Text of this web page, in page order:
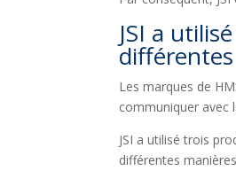
JSI a
Les marques de
communiquer avec
JSI a utilisé trois
différentes